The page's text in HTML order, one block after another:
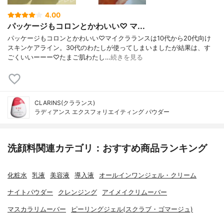
4.00
パッケージもコロンとかわいい♡ マ...
パッケージもコロンとかわいい♡マイクラランスは10代から20代向け
スキンケアライン。30代のわたしが使ってしまいましたが結果は、す
ごくいいーーー♡たまご肌わたし…続きを見る
CLARINS(クラランス)
ラディアンス エクスフォリエイティング パウダー
洗顔料関連カテゴリ：おすすめ商品ランキング
化粧水 乳液 美容液 導入液 オールインワンジェル・クリーム
ナイトパウダー クレンジング アイメイクリムーバー
マスカラリムーバー ピーリングジェル(スクラブ・ゴマージュ)